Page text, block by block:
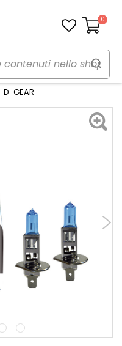
Carrello
0
GEAR